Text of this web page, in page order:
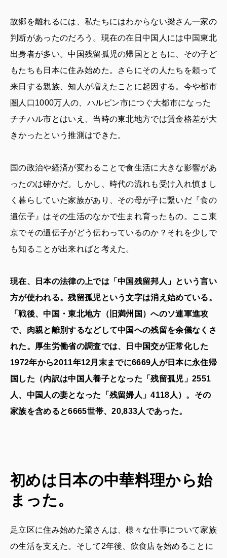
故郷を離れるには、私たちにはわからない梁さん一家の
判断があったのだろう。現在の在日中国人には中国東北
出身者が多い。中国残留孤児の帰国とともに、その子ど
もたちも日本に住み始めた。さらにその人たちを頼って
来日する親族、知人が増えたことに起因する。今や都市
圏人口1000万人の、ハルピン市につぐ大都市になった
チチハル市とはいえ、当時の東北地方では賃金格差が大
きかったという推測はできた。
国の政治や経済が変わることで食生活に大きな影響があ
ったのは確かだ。しかし、時代の流れも受け入れ慎まし
く暮らしていた家族があり、その母が子に繋いだ『食の
遺伝子』はその生活のなかで生まれ育ったもの。ここ東
京でその遺伝子がどう伝わっているのか？それを少しで
も知ることが出来ればと考えた。
現在、日本の法律の上では「中国残留邦人」という言い
方が使われる。残留孤児という文字は消え始めている。
「戦後、中国・東北地方（旧満州国）へのソ連軍進攻
で、肉親と離別するなどして中国への残留を余儀なくさ
れた。厚生労働省の調査では、日中国交が正常化した
1972年から2011年12月末までに6669人が日本に永住帰
国した（内訳は中国人養子となった「残留孤児」2551
人、中国人の妻となった「残留婦人」4118人）。その
家族を含めると6665世帯、20,833人であった。
初めは日本の中華料理から始
まった。
足立区に住み始めた梁さんは、様々な仕事について家族
の生活を支えた。そして2年後、飲食店を始めることに